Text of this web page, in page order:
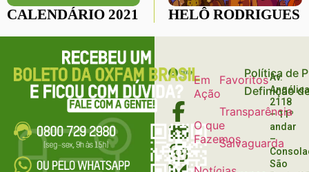
CALENDÁRIO 2021 HELÔ RODRIGUES
Em
Ação
O que
Fazemos
Favoritos
Transparência
Salvaguarda
Política de
Definição
Av.
2118
– 11º
andar
–
São